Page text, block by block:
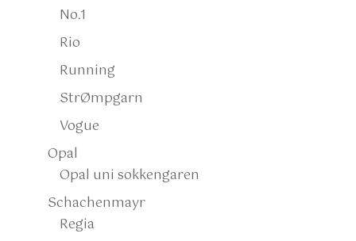
No.1
Rio
Running
StrØmpgarn
Vogue
Opal
Opal uni sokkengaren
Schachenmayr
Regia